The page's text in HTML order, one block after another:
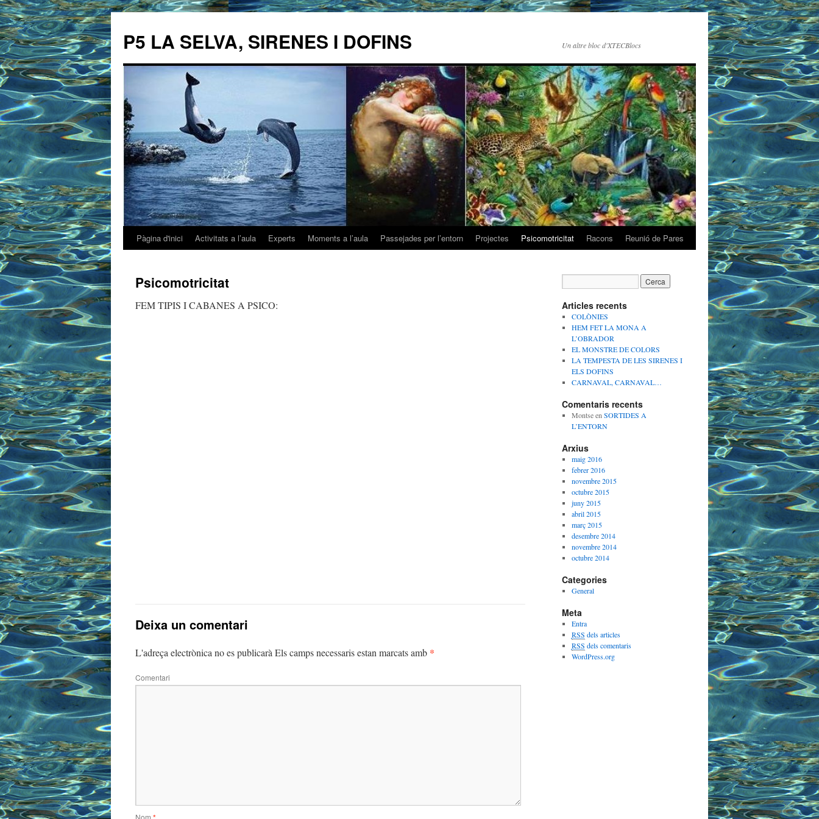
P5 LA SELVA, SIRENES I DOFINS Un altre bloc d'XTECBlocs
Vés
contingut
Pàgina d'inici Activitats a l’aula Experts Moments a l’aula Passejades per l’entorn Projectes Psicomotricitat Racons Reunió de Pares
Psicomotricitat
FEM TIPIS I CABANES A PSICO:
Deixa un comentari
L'adreça electrònica no es publicarà Els camps necessaris estan marcats amb *
Comentari
Nom
Articles recents
COLÒNIES
HEM FET LA MONA A
L’OBRADOR
EL MONSTRE DE COLORS
LA TEMPESTA DE LES SIRENES I
ELS DOFINS
CARNAVAL, CARNAVAL…
Comentaris recents
Montseen SORTIDES A
L’ENTORN
Arxius
maig 2016
febrer 2016
novembre 2015
octubre 2015
juny 2015
abril 2015
març 2015
desembre 2014
novembre 2014
octubre 2014
Categories
General
Meta
Entra
RSS dels articles
RSS dels comentaris
WordPress.org